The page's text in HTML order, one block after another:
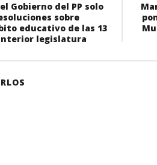
Gobierno del PP solo
sobre
educativo de las 13
legislatura